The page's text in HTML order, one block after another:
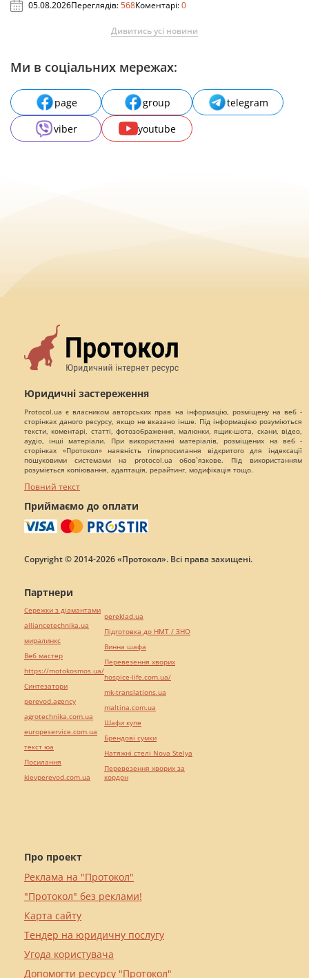
05.08.2026Переглядів:568Коментарі:0
Дивитись усі новини
Ми в соціальних мережах:
page group
telegram
viber
youtube
Юридичні застереження
Protocol.ua є власником авторських прав на інформацію, розміщену на веб -
сторінках даного ресурсу, якщо не вказано інше. Під інформацією розуміються
тексти, коментарі, статті, фотозображення, малюнки, ящик-шота, скани, відео,
аудіо, інші матеріали. При використанні матеріалів, розміщених на веб -
сторінках «Протокол» наявність гіперпосилання відкритого для індексації
пошуковими системами на protocol.ua обов`язкове. Під використанням
розуміється копіювання, адаптація, рерайтинг, модифікація тощо.
Повний текст
Приймаємо до оплати
Copyright © 2014-2026 «Протокол». Всі права захищені.
Про проект
Реклама на "Протокол"
"Протокол" без реклами!
Карта сайту
Тендер на юридичну послугу
Угода користувача
Допомогти ресурсу "Протокол"
Партнери
Сережки з діамантами
alliancetechnika.ua
миралинкс
Веб мастер
https://motokosmos.ua/
Синтезатори
perevod.agency
agrotechnika.com.ua
europeservice.com.ua
текст юа
Посилання
kievperevod.com.ua
pereklad.ua
Підготовка до НМТ / ЗНО
Винна шафа
Перевезення хворих
hospice-life.com.ua/
mk-translations.ua
maltina.com.ua
Шафи купе
Брендові сумки
Натяжні стелі Nova Stelya
Перевезення хворих за
кордон